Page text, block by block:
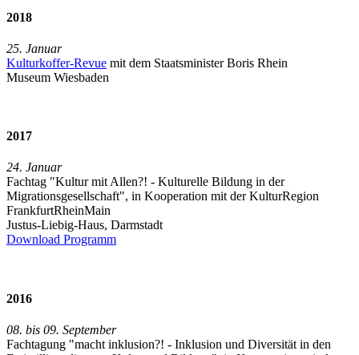
2018
25. Januar
Kulturkoffer-Revue mit dem Staatsminister Boris Rhein
Museum Wiesbaden
2017
24. Januar
Fachtag "Kultur mit Allen?! - Kulturelle Bildung in der
Migrationsgesellschaft", in Kooperation mit der KulturRegion
FrankfurtRheinMain
Justus-Liebig-Haus, Darmstadt
Download Programm
2016
08. bis 09. September
Fachtagung "macht inklusion?! - Inklusion und Diversität in den